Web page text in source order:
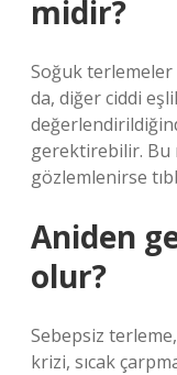
midir?
Soğuk
da, diğer ciddi
gerektirebilir. Bu
gözlemlenirse
Aniden
olur?
Sebepsiz
krizi, sıcak